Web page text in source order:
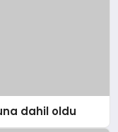
dahil oldu